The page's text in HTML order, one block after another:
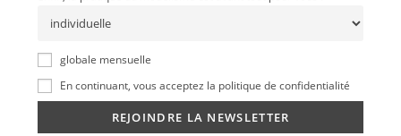
globale mensuelle
En continuant, vous acceptez la politique de confidentialité